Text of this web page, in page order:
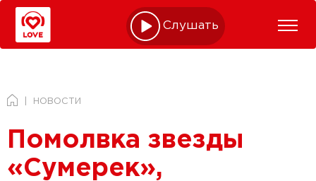
Слушать online
НОВОСТИ
Помолвка звезды
«Сумерек»,